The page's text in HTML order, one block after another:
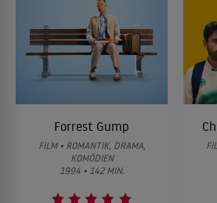
Forrest Gump
FILM • ROMANTIK, DRAMA,
KOMÖDIEN
1994 • 142 MIN.